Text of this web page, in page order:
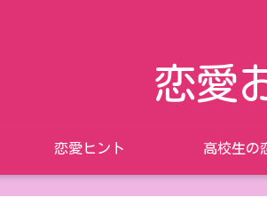
恋愛
恋愛ヒント 高校生の